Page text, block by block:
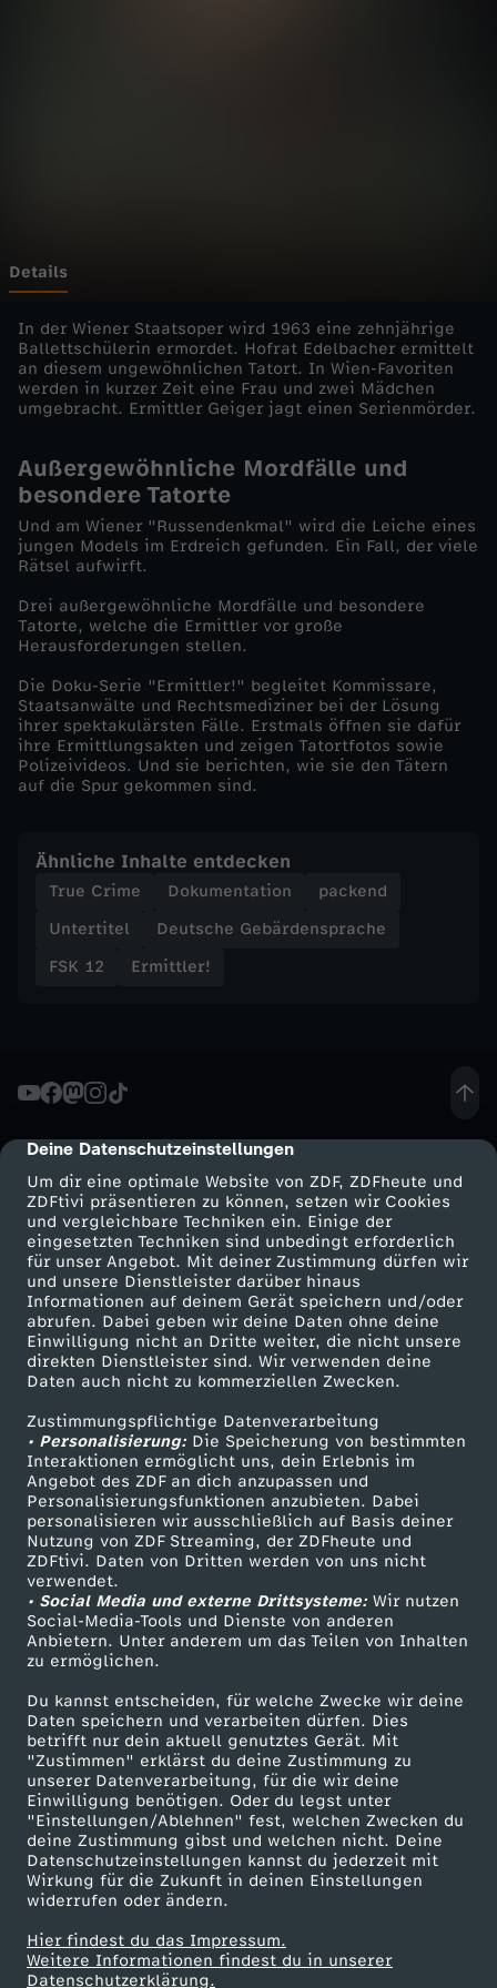
cmp-dialog-description
Deine Datenschutzeinstellungen
Um dir eine optimale Website von ZDF, ZDFheute und
ZDFtivi präsentieren zu können, setzen wir Cookies
und vergleichbare Techniken ein. Einige der
eingesetzten Techniken sind unbedingt erforderlich
für unser Angebot. Mit deiner Zustimmung dürfen wir
und unsere Dienstleister darüber hinaus
Informationen auf deinem Gerät speichern und/oder
abrufen. Dabei geben wir deine Daten ohne deine
Einwilligung nicht an Dritte weiter, die nicht unsere
direkten Dienstleister sind. Wir verwenden deine
Daten auch nicht zu kommerziellen Zwecken.
Zustimmungspflichtige Datenverarbeitung
• Personalisierung:Die Speicherung von bestimmten
Interaktionen ermöglicht uns, dein Erlebnis im
Angebot des ZDF an dich anzupassen und
Personalisierungsfunktionen anzubieten. Dabei
personalisieren wir ausschließlich auf Basis deiner
Nutzung von ZDF Streaming, der ZDFheute und
ZDFtivi. Daten von Dritten werden von uns nicht
verwendet.
• Social Media und externe Drittsysteme:Wir nutzen
Social-Media-Tools und Dienste von anderen
Anbietern. Unter anderem um das Teilen von Inhalten
zu ermöglichen.
Du kannst entscheiden, für welche Zwecke wir deine
Daten speichern und verarbeiten dürfen. Dies
betrifft nur dein aktuell genutztes Gerät. Mit
"Zustimmen" erklärst du deine Zustimmung zu
unserer Datenverarbeitung, für die wir deine
Einwilligung benötigen. Oder du legst unter
"Einstellungen/Ablehnen" fest, welchen Zwecken du
deine Zustimmung gibst und welchen nicht. Deine
Datenschutzeinstellungen kannst du jederzeit mit
Wirkung für die Zukunft in deinen Einstellungen
widerrufen oder ändern.
Hier findest du das Impressum.
Weitere Informationen findest du in unserer
Datenschutzerklärung.
i
e
d
s
t
e
r
e
n
e
i
t
n
v
o
n
W
i
e
n
Details
In der Wiener Staatsoper wird 1963 eine zehnjährige
Ballettschülerin ermordet. Hofrat Edelbacher ermittelt
an diesem ungewöhnlichen Tatort. In Wien-Favoriten
werden in kurzer Zeit eine Frau und zwei Mädchen
umgebracht. Ermittler Geiger jagt einen Serienmörder.
Außergewöhnliche Mordfälle und
besondere Tatorte
Und am Wiener "Russendenkmal" wird die Leiche eines
jungen Models im Erdreich gefunden. Ein Fall, der viele
Rätsel aufwirft.
Drei außergewöhnliche Mordfälle und besondere
Tatorte, welche die Ermittler vor große
Herausforderungen stellen.
Die Doku-Serie "Ermittler!" begleitet Kommissare,
Staatsanwälte und Rechtsmediziner bei der Lösung
ihrer spektakulärsten Fälle. Erstmals öffnen sie dafür
ihre Ermittlungsakten und zeigen Tatortfotos sowie
Polizeivideos. Und sie berichten, wie sie den Tätern
auf die Spur gekommen sind.
Ähnliche Inhalte entdecken
True Crime Dokumentation
packend
Untertitel
Deutsche Gebärdensprache
FSK 12
Ermittler!
Mehr ZDF
ZDF-Apps
Smart TV
ZDFtext
Livestreams
Sendungen A-Z
TV-Programm
Service
ZDFmitreden
Kontakt zum ZDF
Tickets
Zuschauerservice
Hilfe
ZDF Unternehmen
Karriere
ZDF goes Schule
Werbefernsehen
Mainzelmännchen
Partner